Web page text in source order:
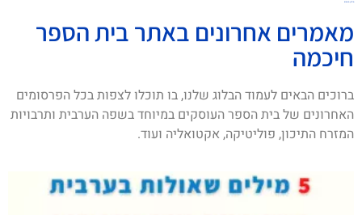
מילון מונחים
מאמרים אחרונים באתר בית הספר
חיכמה
ברוכים הבאים לעמוד הבלוג שלנו, בו תוכלו לצפות בכל הפרסומים
האחרונים של בית הספר העוסקים במיוחד בשפה הערבית ותרבויות
המזרח התיכון, פוליטיקה, אקטואליה ועוד.